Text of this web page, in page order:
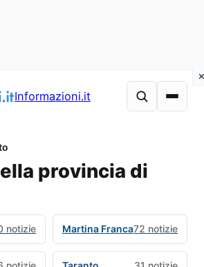
Informazioni.it
provincia di
notizie Martina Franca72 notizie